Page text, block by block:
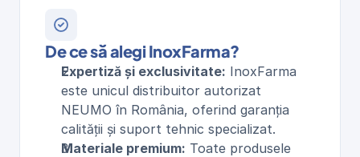
De ce să alegi InoxFarma?
Expertiză și exclusivitate: InoxFarma
este unicul distribuitor autorizat
NEUMO în România, oferind garanția
calității și suport tehnic specializat.
Materiale premium: Toate produsele